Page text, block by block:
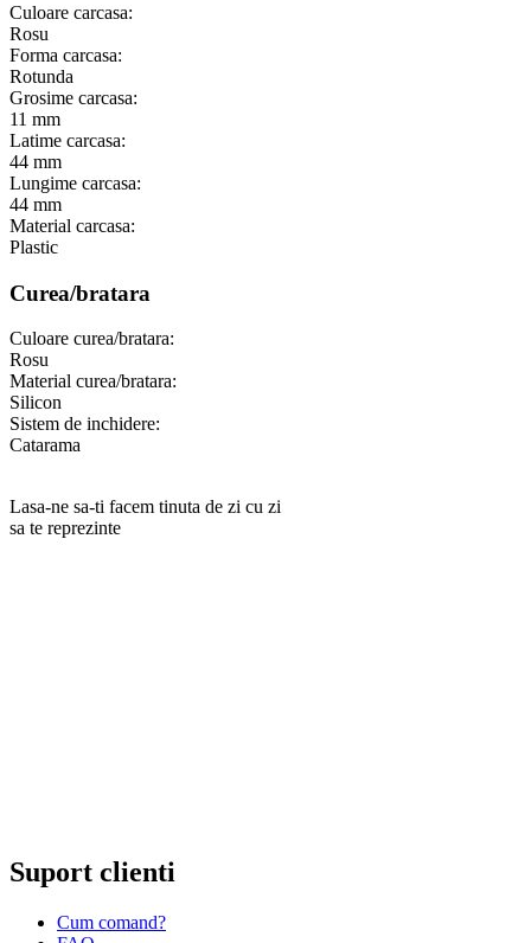
Culoare carcasa:
Rosu
Forma carcasa:
Rotunda
Grosime carcasa:
11 mm
Latime carcasa:
44 mm
Lungime carcasa:
44 mm
Material carcasa:
Plastic
Curea/bratara
Culoare curea/bratara:
Rosu
Material curea/bratara:
Silicon
Sistem de inchidere:
Catarama
Lasa-ne sa-ti facem tinuta de zi cu zi
sa te reprezinte
Suport clienti
Cum comand?